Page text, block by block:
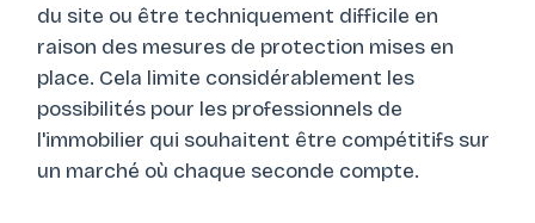
du site ou être techniquement difficile en
raison des mesures de protection mises en
place. Cela limite considérablement les
possibilités pour les professionnels de
l'immobilier qui souhaitent être compétitifs sur
un marché où chaque seconde compte.